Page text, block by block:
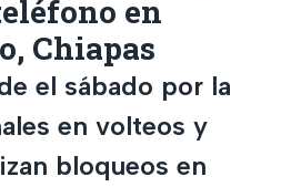
en
Chiapas
el sábado por la
en volteos y
bloqueos en